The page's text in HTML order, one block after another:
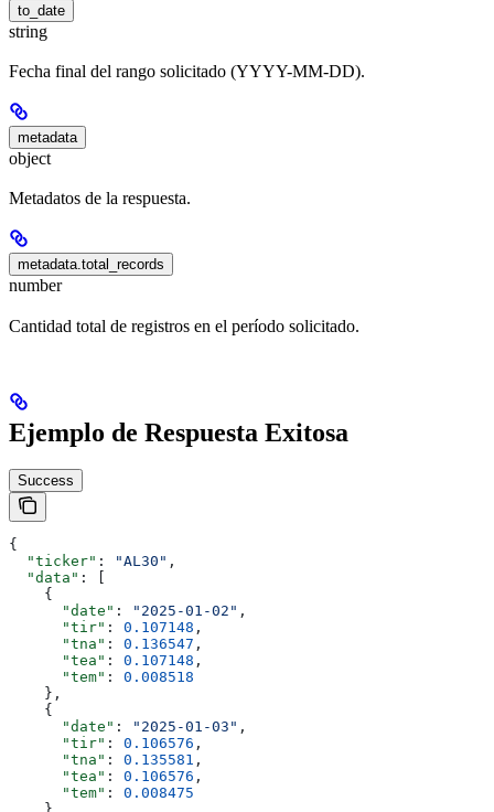
to_date
string
Fecha final del rango solicitado (YYYY-MM-DD).
metadata
object
Metadatos de la respuesta.
metadata.total_records
number
Cantidad total de registros en el período solicitado.
Ejemplo de Respuesta Exitosa
Success
{
  "ticker"
: "AL30" ,
  "data"
: [
    {
      "date"
: "2025-01-02" ,
      "tir"
: 0.107148 ,
      "tna"
: 0.136547 ,
      "tea"
: 0.107148 ,
      "tem"
: 0.008518
    },
    {
      "date"
: "2025-01-03" ,
      "tir"
: 0.106576 ,
      "tna"
: 0.135581 ,
      "tea"
: 0.106576 ,
      "tem"
: 0.008475